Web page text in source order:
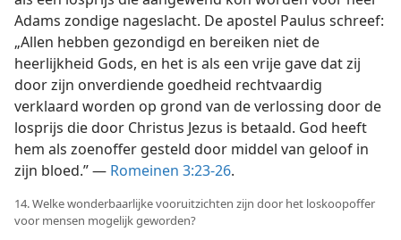
Adams zondige nageslacht. De apostel Paulus schreef:
„Allen hebben gezondigd en bereiken niet de
heerlijkheid Gods, en het is als een vrije gave dat zij
door zijn onverdiende goedheid rechtvaardig
verklaard worden op grond van de verlossing door de
losprijs die door Christus Jezus is betaald. God heeft
hem als zoenoffer gesteld door middel van geloof in
zijn bloed.” — Romeinen 3:23-26.
14. Welke wonderbaarlijke vooruitzichten zijn door het loskoopoffer
voor mensen mogelijk geworden?